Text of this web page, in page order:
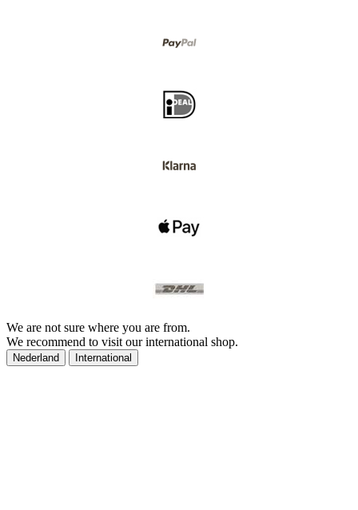
We are not sure where you are from.
We recommend to visit our international shop.
Nederland International